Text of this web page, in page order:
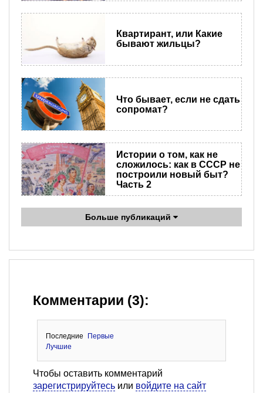
Квартирант, или Какие
бывают жильцы?
Что бывает, если не сдать
сопромат?
Истории о том, как не
сложилось: как в СССР не
построили новый быт?
Часть 2
Больше публикаций
Комментарии (3):
Последние
Первые
Лучшие
Чтобы оставить комментарий
зарегистрируйтесь или войдите на сайт